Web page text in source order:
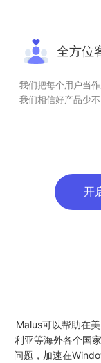
全方位
我们把每个用户当
我们相信好产品少
开
Malus可以帮助在
利亚等海外各个国
问题，加速在